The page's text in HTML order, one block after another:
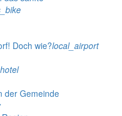
Doch wie?local_airport
hotel
der Gemeinde